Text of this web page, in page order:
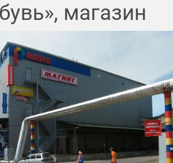
магазин